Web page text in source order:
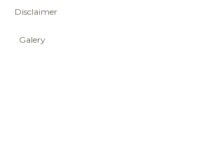
Disclaimer
Galery